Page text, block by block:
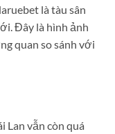
là tàu sân
Đây là hình ảnh
quan so sánh với
Lan vẫn còn quá